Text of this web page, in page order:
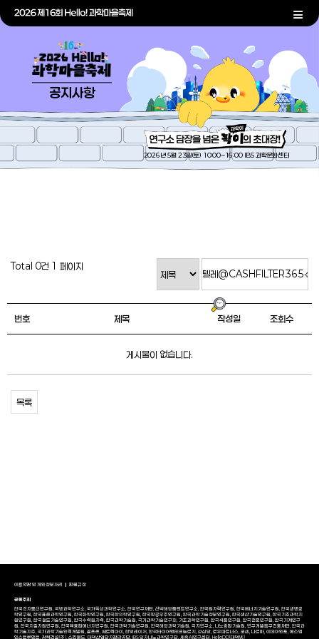
공지사항
2026년 5월 23일(토) 10:00~16:00 IBS 과학문화센터
Total 0건 1 페이지
번호 제목 작성일 조회수
게시물이 없습니다.
목록
이용약관 및 개인정보처리 환불규정
공동주최
한국전자통신연구원, 국방과학연구소, 국가독성과학연구소, 한국연구재단, 선박해양플랜트연구소, 한국원자력연구원, 한국에너지기술연구원, 한국생명공
학연구원, 한국표준과학연구원, 한국화학연구원, 한국한의학연구원, 한국항공우주연구원, 한국과학기술정보연구원, 한국생산기술연구원, 한국기초과학지
원연구원, 한국철도기술연구원, 한국수력원자력, 한국과학기술원, 국가과학기술연구회, 기초과학연구원, 한국식품연구원, 한국천문연구원, 한국기계연구
원, 한국지질자원연구원, 한국핵융합에너지연구원, 한국과학기술연구원, 한국해양과학기술원, 극지연구소, 나노종합기술원, 연구개발특구진흥재단, 한국과
학기술지주, 국가과학기술인력개발원, 골프존, 쎄트렉아이, 한빛레이저, 한국타이어앤테크놀로지, 성심당, 로우파트너스, 코셈, 나르마, 이데아인포, 에스엠
인스트루먼트, 광혁건설(주), 스킨메드, 대덕산업단지관리공단, IBS 양자나노과학연구단, 세종AI연구센터, HelloDD(대덕넷)